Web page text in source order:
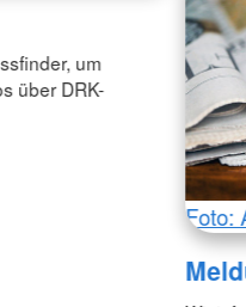
um
über DRK-
Foto: